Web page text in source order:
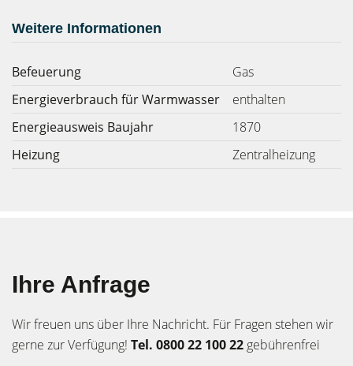
Weitere Informationen
Befeuerung
Gas
Energieverbrauch für Warmwasser
enthalten
Energieausweis Baujahr
1870
Heizung
Zentralheizung
Ihre Anfrage
Wir freuen uns über Ihre Nachricht. Für Fragen stehen wir
gerne zur Verfügung! Tel. 0800 22 100 22 gebührenfrei